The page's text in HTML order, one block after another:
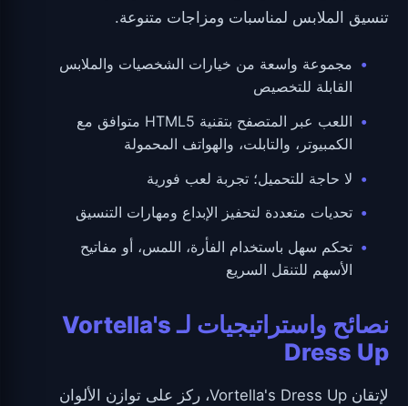
تنسيق الملابس لمناسبات ومزاجات متنوعة.
مجموعة واسعة من خيارات الشخصيات والملابس
القابلة للتخصيص
اللعب عبر المتصفح بتقنية HTML5 متوافق مع
الكمبيوتر، والتابلت، والهواتف المحمولة
لا حاجة للتحميل؛ تجربة لعب فورية
تحديات متعددة لتحفيز الإبداع ومهارات التنسيق
تحكم سهل باستخدام الفأرة، اللمس، أو مفاتيح
الأسهم للتنقل السريع
نصائح واستراتيجيات لـ Vortella's
Dress Up
لإتقان Vortella's Dress Up، ركز على توازن الألوان